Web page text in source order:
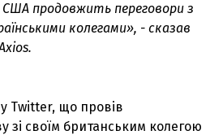
США продовжить переговори з
колегами», - сказав
Twitter, що провів
зі своїм британським колегою